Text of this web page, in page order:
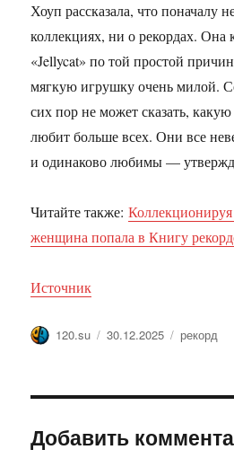
Хоуп рассказала, что поначалу
коллекциях, ни о рекордах.
«Jellycat» по той простой
мягкую игрушку очень милой.
сих пор не может сказать,
любит больше всех. Они все
и одинаково любимы —
Читайте также:
женщина попала в Книгу
Источник
Автор
120.su Опубликовано
30.12.2025 Метки
рекорд
Добавить